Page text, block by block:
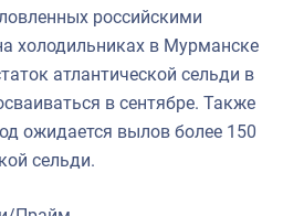
российскими
холодильниках в Мурманске
атлантической сельди в
в сентябре. Также
ожидается вылов более 150
сельди.